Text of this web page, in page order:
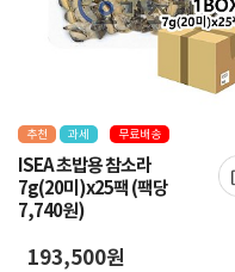
추천 과세 무료배송
ISEA 초밥용 참소라
7g(20미)x25팩 (팩당
7,740원)
193,500원